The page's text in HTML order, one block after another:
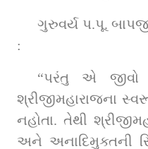
ગુરુવર્ય પ.પૂ.
:
“પરંતુ એ જીવો
શ્રીજીમહારાજના
નહોતા. તેથી
અને અનાદિમુક્તની